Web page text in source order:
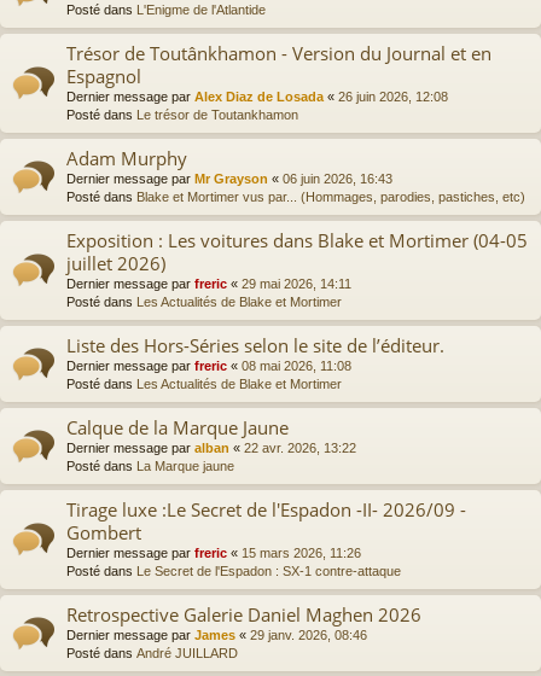
Posté dans L'Enigme de l'Atlantide
Trésor de Toutânkhamon - Version du Journal et en
Espagnol
Dernier message par Alex Diaz de Losada « 26 juin 2026, 12:08
Posté dans Le trésor de Toutankhamon
Adam Murphy
Dernier message par Mr Grayson « 06 juin 2026, 16:43
Posté dans Blake et Mortimer vus par... (Hommages, parodies, pastiches, etc)
Exposition : Les voitures dans Blake et Mortimer (04-05
juillet 2026)
Dernier message par freric « 29 mai 2026, 14:11
Posté dans Les Actualités de Blake et Mortimer
Liste des Hors-Séries selon le site de l’éditeur.
Dernier message par freric « 08 mai 2026, 11:08
Posté dans Les Actualités de Blake et Mortimer
Calque de la Marque Jaune
Dernier message par alban « 22 avr. 2026, 13:22
Posté dans La Marque jaune
Tirage luxe :Le Secret de l'Espadon -II- 2026/09 -
Gombert
Dernier message par freric « 15 mars 2026, 11:26
Posté dans Le Secret de l'Espadon : SX-1 contre-attaque
Retrospective Galerie Daniel Maghen 2026
Dernier message par James « 29 janv. 2026, 08:46
Posté dans André JUILLARD